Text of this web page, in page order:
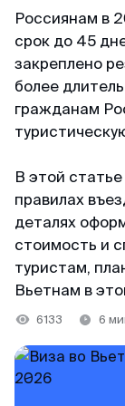
Telegram-
Реквизиты:
MTTA PTE
Singapore
Партнёр
Китай
Таиланд
Блог
126+
Светлана
Отзыв с
Огромное
Eta.
Георгий
Низкая
Япония
Тайвань
Китай
Команда
На связи
Россиянам в
срок до 45
закреплено
более
гражданам
В этой
правилах
деталях
стоимость и
туристам,
Вьетнам в
6133 6